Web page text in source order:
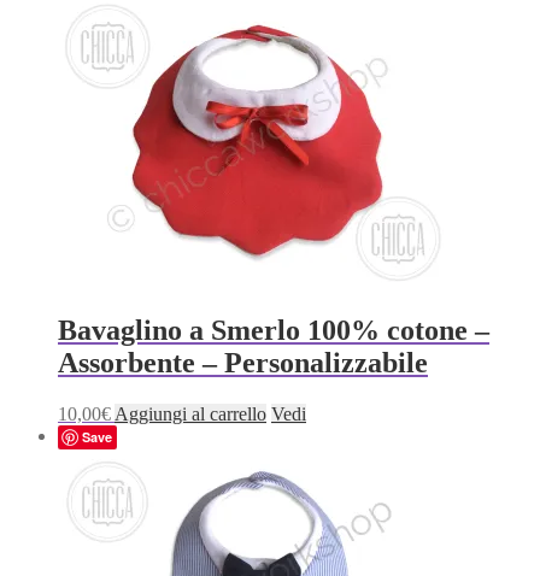
Bavaglino a Smerlo 100% cotone –
Assorbente – Personalizzabile
10,00€ Aggiungi al carrello Vedi
Save